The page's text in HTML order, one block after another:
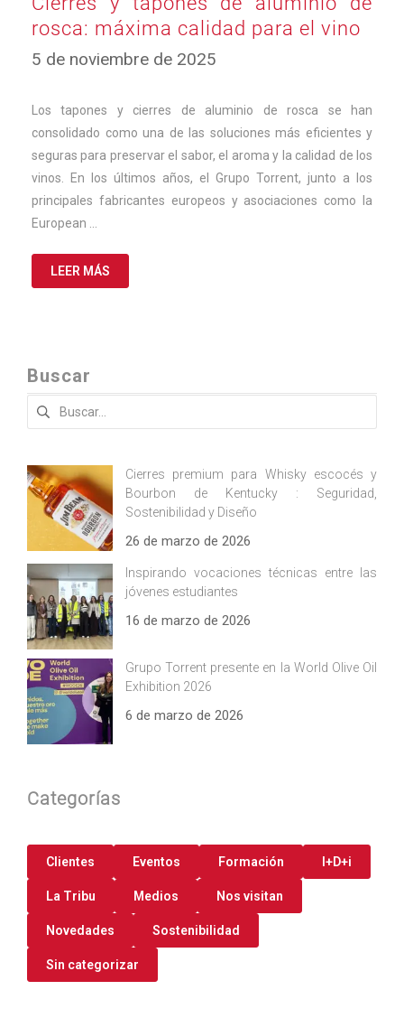
rosca: máxima calidad para el vino
5 de noviembre de 2025
Los tapones y cierres de aluminio de rosca se han
consolidado como una de las soluciones más eficientes y
seguras para preservar el sabor, el aroma y la calidad de los
vinos. En los últimos años, el Grupo Torrent, junto a los
principales fabricantes europeos y asociaciones como la
European …
LEER MÁS
Buscar
Buscar:
Cierres premium para Whisky escocés y
Bourbon de Kentucky : Seguridad,
Sostenibilidad y Diseño
26 de marzo de 2026
Inspirando vocaciones técnicas entre las
jóvenes estudiantes
16 de marzo de 2026
Grupo Torrent presente en la World Olive Oil
Exhibition 2026
6 de marzo de 2026
Categorías
Clientes Eventos Formación I+D+i
La Tribu Medios Nos visitan
Novedades Sostenibilidad
Sin categorizar